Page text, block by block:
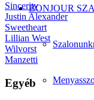
BONJOUR
Sincerity
Justin Alexander
Sweetheart
Lillian West
Wilvorst
Manzetti
Egyéb